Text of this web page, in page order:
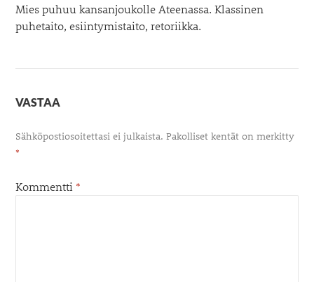
Mies puhuu kansanjoukolle Ateenassa. Klassinen
puhetaito, esiintymistaito, retoriikka.
VASTAA
Sähköpostiosoitettasi ei julkaista. Pakolliset kentät on merkitty
*
Kommentti *